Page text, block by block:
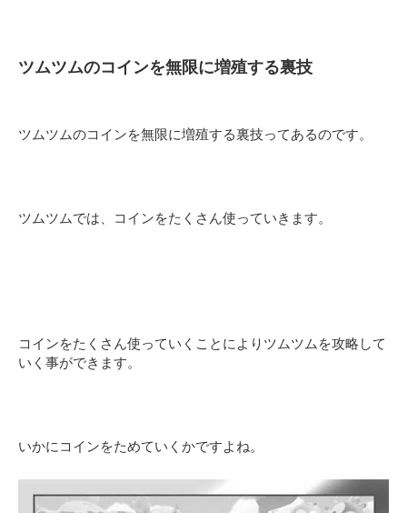
ツムツムのコインを無限に増殖する裏技
ツムツムのコインを無限に増殖する裏技ってあるのです。
ツムツムでは、コインをたくさん使っていきます。
コインをたくさん使っていくことによりツムツムを攻略して
いく事ができます。
いかにコインをためていくかですよね。